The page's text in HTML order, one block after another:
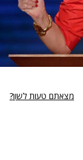
מצאתם טעות לשון?